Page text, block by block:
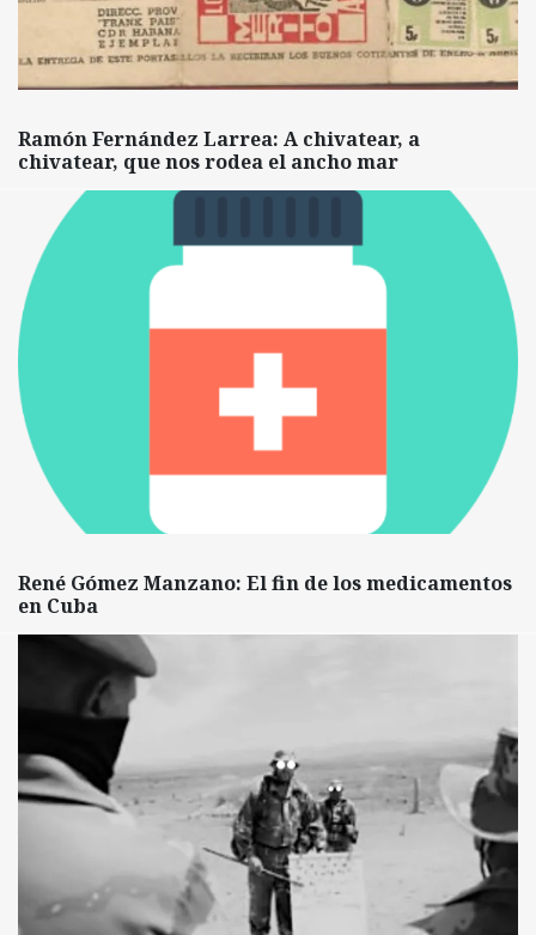
Ramón Fernández Larrea: A chivatear, a
chivatear, que nos rodea el ancho mar
René Gómez Manzano: El fin de los medicamentos
en Cuba